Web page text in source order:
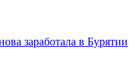
заработала в Бурятии